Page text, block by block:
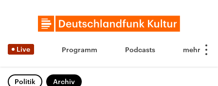
Live Programm Podcasts
Politik Archiv